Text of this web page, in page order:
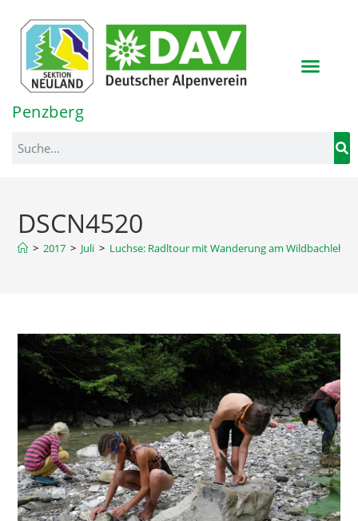
springen
Penzberg
DSCN4520
> 2017 > Juli > Luchse: Radltour mit Wanderung am